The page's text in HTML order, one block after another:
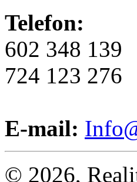
Telefon:
602 348 139
724 123 276
E-mail:
© 2026,